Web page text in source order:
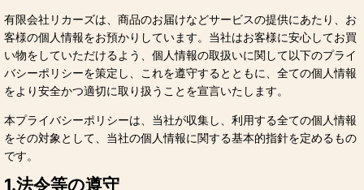
有限会社リカーズは、商品のお届けなどサービスの提供にあたり、お
客様の個人情報をお預かりしています。当社はお客様に安心してお買
い物をしていただけるよう、個人情報の取扱いに関して以下のプライ
バシーポリシーを策定し、これを遵守するとともに、全ての個人情報
をより安全かつ適切に取り扱うことを宣言いたします。
本プライバシーポリシーは、当社が収集し、利用する全ての個人情報
をその対象として、当社の個人情報に関する基本的指針を定めるもの
です。
1.法令等の遵守